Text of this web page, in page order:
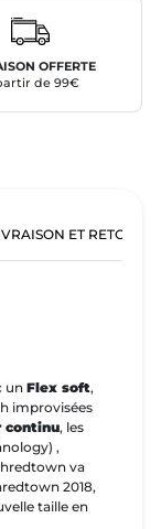
OFFERTE
de 99€
ET RETOURS
unFlex soft,
improvisées
continu, les
,
va
2018,
taille en